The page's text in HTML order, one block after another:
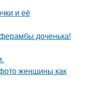
и её
доченька!
женщины как